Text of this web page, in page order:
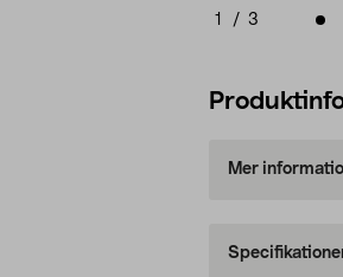
1 / 3
Mer